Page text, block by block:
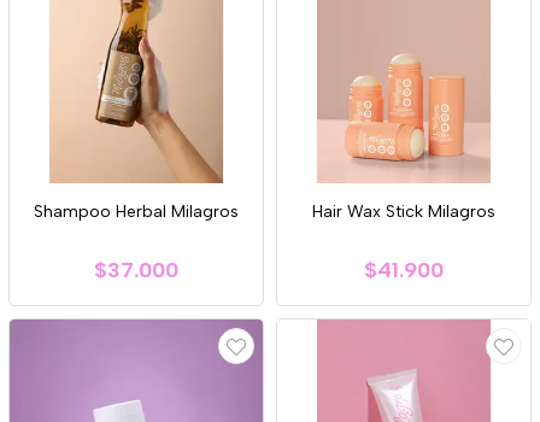
Shampoo Herbal Milagros
$37.000
Hair Wax Stick Milagros
$41.900